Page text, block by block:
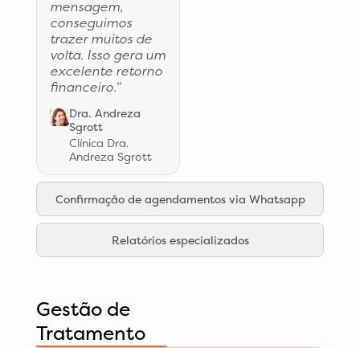
Confirmação de agendamentos via Whatsapp
Relatórios especializados
mensagem,
conseguimos
trazer muitos de
volta. Isso gera um
excelente retorno
financeiro.”
Dra. Andreza
Sgrott
Clínica Dra.
Andreza Sgrott
Gestão de
Tratamento